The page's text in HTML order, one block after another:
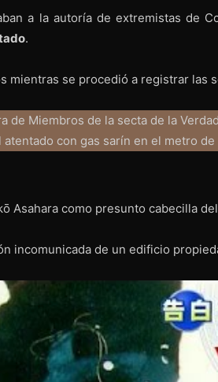
a la autoría de extremistas de
.
mientras se procedió a registrar las
Asahara como presunto cabecilla
incomunicada de un edificio